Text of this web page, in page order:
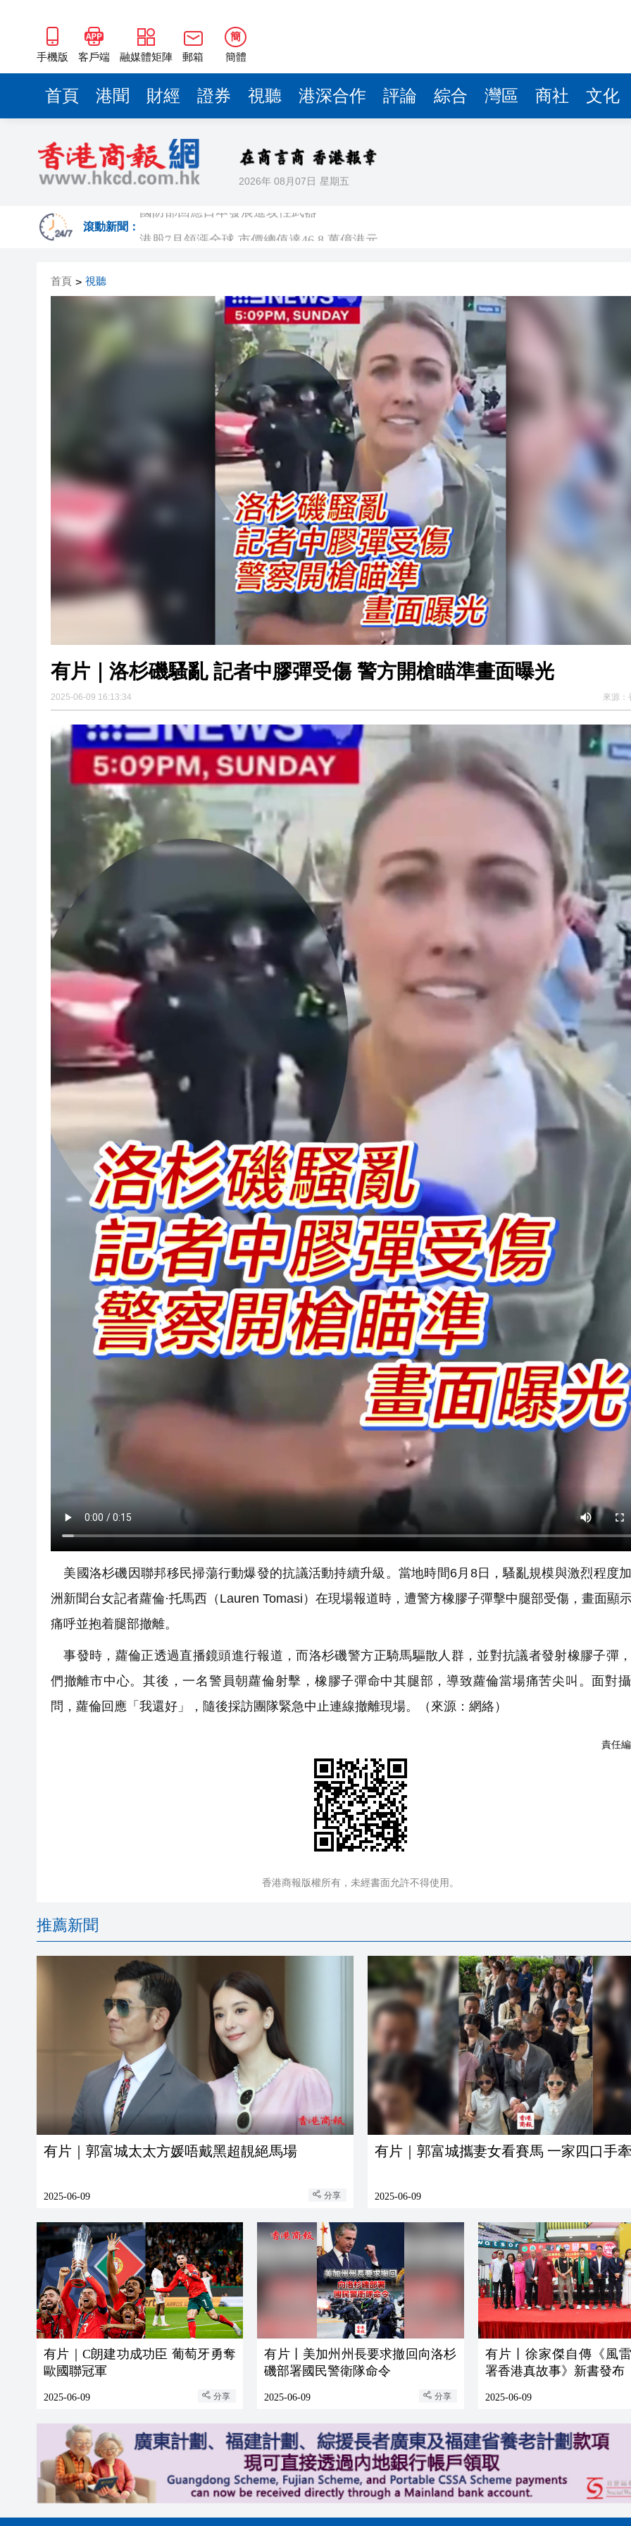
手機版 客戶端 融媒體矩陣 郵箱
簡
簡體
首頁 港聞 財經 證券 視聽 港深合作 評論 綜合 灣區 商社 文化
2026年 08月07日 星期五
滾動新聞：
王興興：宇樹科技將探索更多產品形態
西區四旬婦墮假冒內地官員騙案 損失6894萬元
有片｜【港校會客廳】對話陳頌瑛：以傳統文化底色擁抱 AI 藝術新發展
陳家齊：港投11家被投企業已在港上市 逾30家排隊申請IPO
首頁 > 視聽
有片｜洛杉磯騷亂 記者中膠彈受傷 警方開槍瞄準畫面曝光
2025-06-09 16:13:34 來源：
美國洛杉磯因聯邦移民掃蕩行動爆發的抗議活動持續升級。當地時間6月8日，騷亂規模與激烈程度
洲新聞台女記者蘿倫·托馬西（Lauren Tomasi）在現場報道時，遭警方橡膠子彈擊中腿部受傷，畫面顯
痛呼並抱着腿部撤離。
事發時，蘿倫正透過直播鏡頭進行報道，而洛杉磯警方正騎馬驅散人群，並對抗議者發射橡膠子彈
們撤離市中心。其後，一名警員朝蘿倫射擊，橡膠子彈命中其腿部，導致蘿倫當場痛苦尖叫。面對
問，蘿倫回應「我還好」，隨後採訪團隊緊急中止連線撤離現場。（來源：網絡）
責任
香港商報版權所有，未經書面允許不得使用。
推薦新聞
有片｜郭富城太太方媛唔戴黑超靚絕馬場
2025-06-09 分享
有片｜郭富城攜妻女看賽馬 一家四口手
2025-06-09
有片｜C朗建功成功臣 葡萄牙勇奪
歐國聯冠軍
2025-06-09 分享
有片丨美加州州長要求撤回向洛杉
磯部署國民警衛隊命令
2025-06-09 分享
有片丨徐家傑自傳《風
署香港真故事》新書發布
2025-06-09